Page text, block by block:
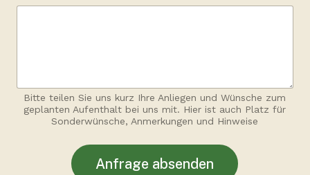
Bitte teilen Sie uns kurz Ihre Anliegen und Wünsche zum
geplanten Aufenthalt bei uns mit. Hier ist auch Platz für
Sonderwünsche, Anmerkungen und Hinweise
Anfrage absenden